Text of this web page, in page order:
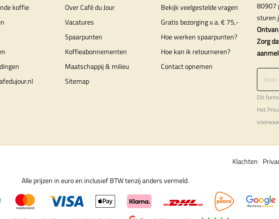
koffie
Over Café du Jour
Vacatures
Spaarpunten
Koffieabonnementen
Maatschappij & milieu
Sitemap
Bekijk veelgestelde vragen
Gratis bezorging v.a. € 75,-
Hoe werken spaarpunten?
Hoe kan ik retourneren?
Contact opnemen
80907
sturen
Zorg
Dit
Het
Klachten
Alle prijzen in euro en inclusief BTW tenzij anders vermeld.